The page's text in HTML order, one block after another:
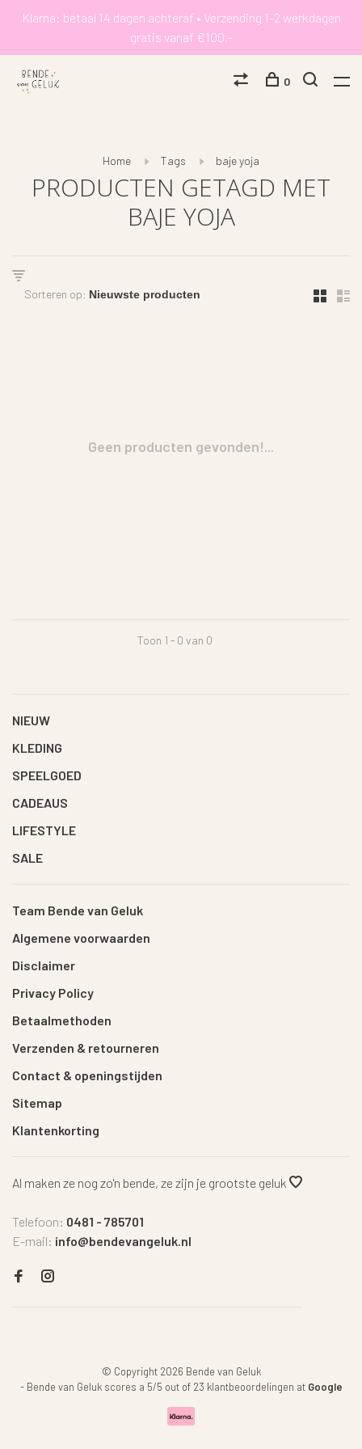
Klarna: betaal 14 dagen achteraf • Verzending 1-2 werkdagen
gratis vanaf €100,-
0
Home Tags baje yoja
PRODUCTEN GETAGD MET
BAJE YOJA
Sorteren op:
Geen producten gevonden!...
Toon 1 - 0 van 0
NIEUW
KLEDING
SPEELGOED
CADEAUS
LIFESTYLE
SALE
Team Bende van Geluk
Algemene voorwaarden
Disclaimer
Privacy Policy
Betaalmethoden
Verzenden & retourneren
Contact & openingstijden
Sitemap
Klantenkorting
Al maken ze nog zo'n bende, ze zijn je grootste geluk
Telefoon: 0481 - 785701
E-mail: info@bendevangeluk.nl
© Copyright 2026 Bende van Geluk
- Bende van Geluk scores a 5/5 out of 23 klantbeoordelingen at Google